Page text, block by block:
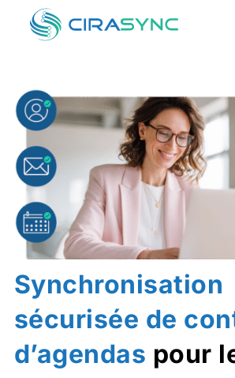
Synchronisation
sécurisée de
d’agendas pour